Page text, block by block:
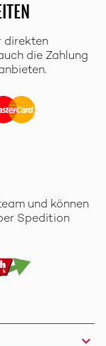
direkten
die Zahlung
und können
Spedition